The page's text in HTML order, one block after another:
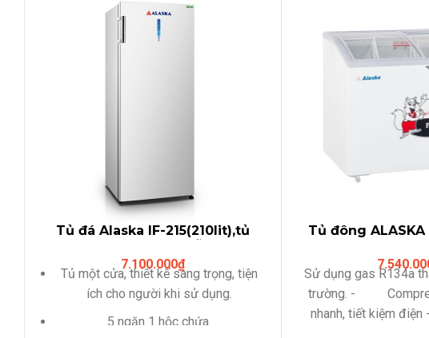
Tủ đá Alaska IF-215(210lit),tủ
7.100.000₫
Tủ một cửa, thiết kế sang trọng, tiện
ích cho người khi sử dụng.
5 ngăn 1 hộc chứa.
Tủ đông ALASKA
Sử dụng gas R134a
trường. -
nhanh, tiết kiệm điện